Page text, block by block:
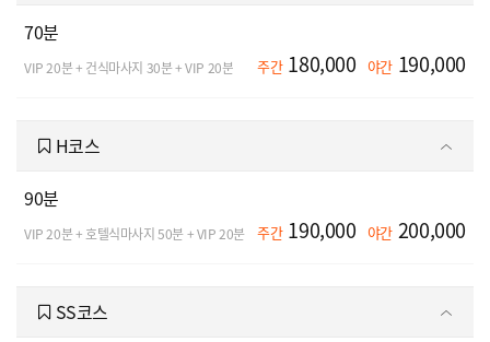
70분
VIP 20분 + 건식마사지 30분 + VIP 20분 주간 180,000 야간 190,000
H코스
90분
VIP 20분 + 호텔식마사지 50분 + VIP 20분 주간 190,000 야간 200,000
SS코스